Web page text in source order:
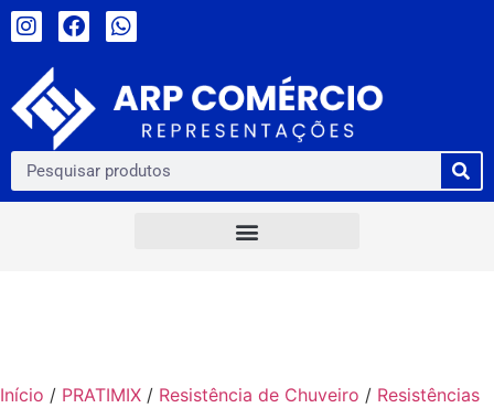
Início / PRATIMIX / Resistência de Chuveiro / Resistências